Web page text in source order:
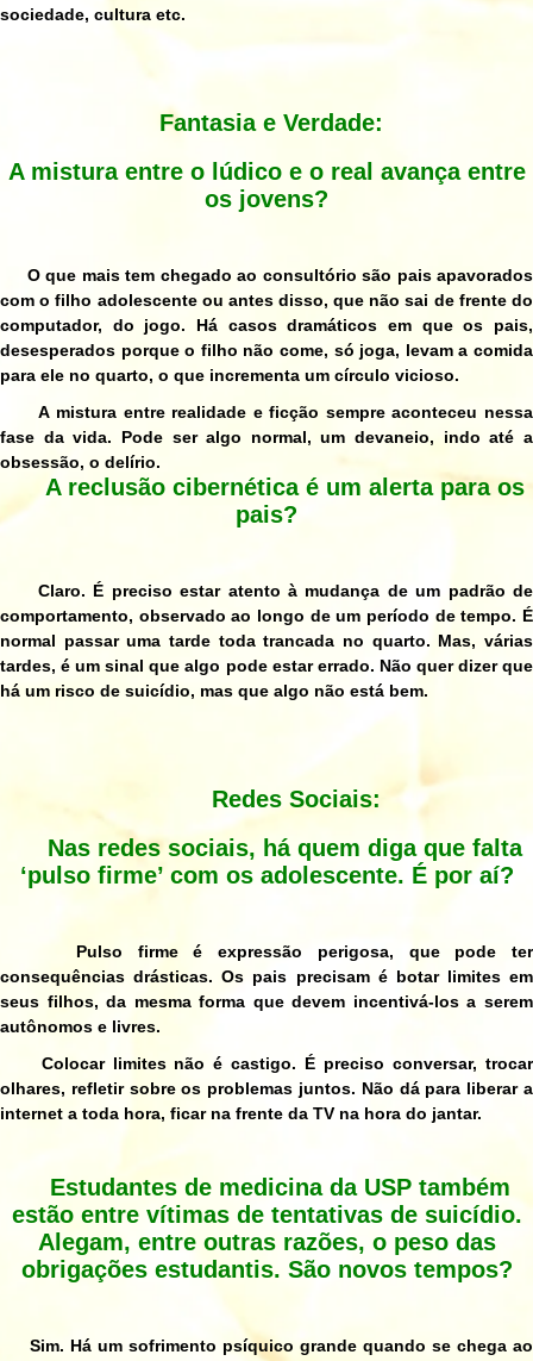
sociedade, cultura etc.
Fantasia e Verdade:
A mistura entre o lúdico e o real avança entre
os jovens?
O que mais tem chegado ao consultório são pais apavorados
com o filho adolescente ou antes disso, que não sai de frente do
computador, do jogo. Há casos dramáticos em que os pais,
desesperados porque o filho não come, só joga, levam a comida
para ele no quarto, o que incrementa um círculo vicioso.
A mistura entre realidade e ficção sempre aconteceu nessa
fase da vida. Pode ser algo normal, um devaneio, indo até a
obsessão, o delírio.
A reclusão cibernética é um alerta para os
pais?
Claro. É preciso estar atento à mudança de um padrão de
comportamento, observado ao longo de um período de tempo. É
normal passar uma tarde toda trancada no quarto. Mas, várias
tardes, é um sinal que algo pode estar errado. Não quer dizer que
há um risco de suicídio, mas que algo não está bem.
Redes Sociais:
Nas redes sociais, há quem diga que falta
‘pulso firme’ com os adolescente. É por aí?
Pulso firme é expressão perigosa, que pode ter
consequências drásticas. Os pais precisam é botar limites em
seus filhos, da mesma forma que devem incentivá-los a serem
autônomos e livres.
Colocar limites não é castigo. É preciso conversar, trocar
olhares, refletir sobre os problemas juntos. Não dá para liberar a
internet a toda hora, ficar na frente da TV na hora do jantar.
Estudantes de medicina da USP também
estão entre vítimas de tentativas de suicídio.
Alegam, entre outras razões, o peso das
obrigações estudantis. São novos tempos?
Sim. Há um sofrimento psíquico grande quando se chega ao